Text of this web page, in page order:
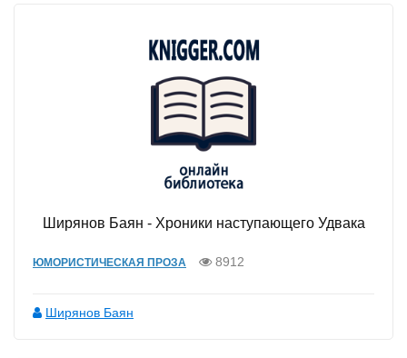
Ширянов Баян - Хроники наступающего Удвака
ЮМОРИСТИЧЕСКАЯ ПРОЗА 8912
Ширянов Баян